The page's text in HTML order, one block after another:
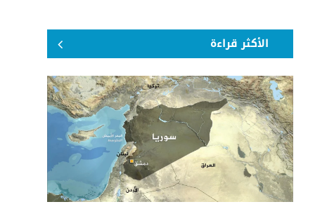
الأكثر قراءة